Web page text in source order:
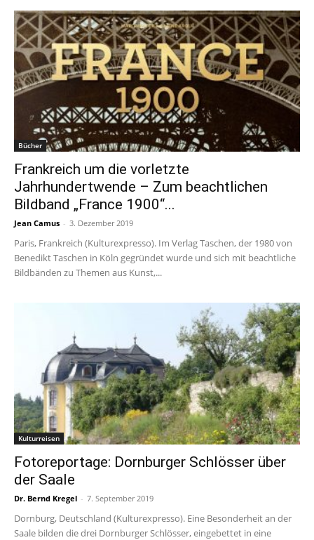
Bücher
Frankreich um die vorletzte
Jahrhundertwende – Zum beachtlichen
Bildband „France 1900“...
Jean Camus - 3. Dezember 2019
Paris, Frankreich (Kulturexpresso). Im Verlag Taschen, der 1980 von
Benedikt Taschen in Köln gegründet wurde und sich mit beachtliche
Bildbänden zu Themen aus Kunst,...
Kulturreisen
Fotoreportage: Dornburger Schlösser über
der Saale
Dr. Bernd Kregel - 7. September 2019
Dornburg, Deutschland (Kulturexpresso). Eine Besonderheit an der
Saale bilden die drei Dornburger Schlösser, eingebettet in eine